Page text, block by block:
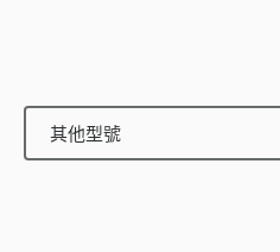
其他型號